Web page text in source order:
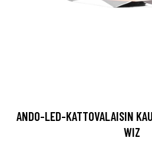
ANDO-LED-KATTOVALAISIN
WIZ